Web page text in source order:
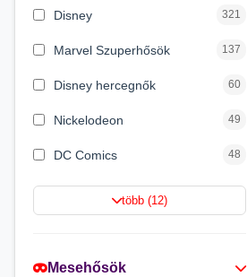
Disney 321
Marvel Szuperhősök 137
Disney hercegnők 60
Nickelodeon 49
DC Comics 48
Netflix 42
Jurassic World
több (12)
Mesehősök